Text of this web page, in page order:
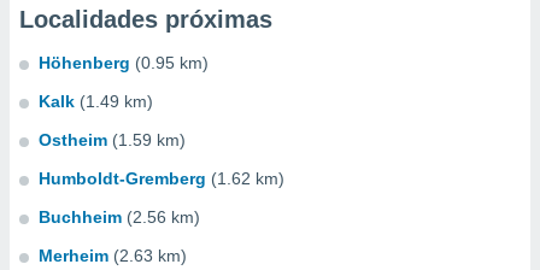
Localidades próximas
Höhenberg (0.95 km)
Kalk (1.49 km)
Ostheim (1.59 km)
Humboldt-Gremberg (1.62 km)
Buchheim (2.56 km)
Merheim (2.63 km)